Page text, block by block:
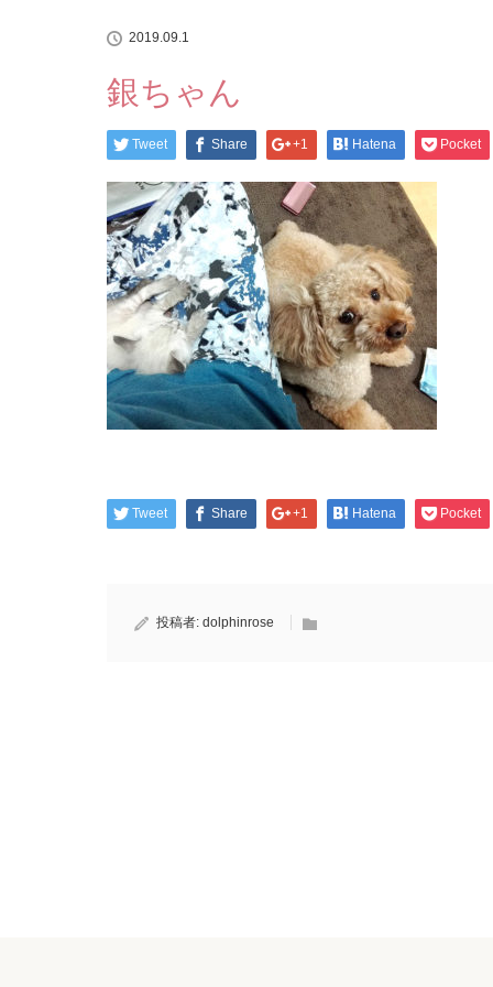
2019.09.1
銀ちゃん
Tweet Share +1 Hatena Pocket
Tweet Share +1 Hatena Pocket
投稿者: dolphinrose